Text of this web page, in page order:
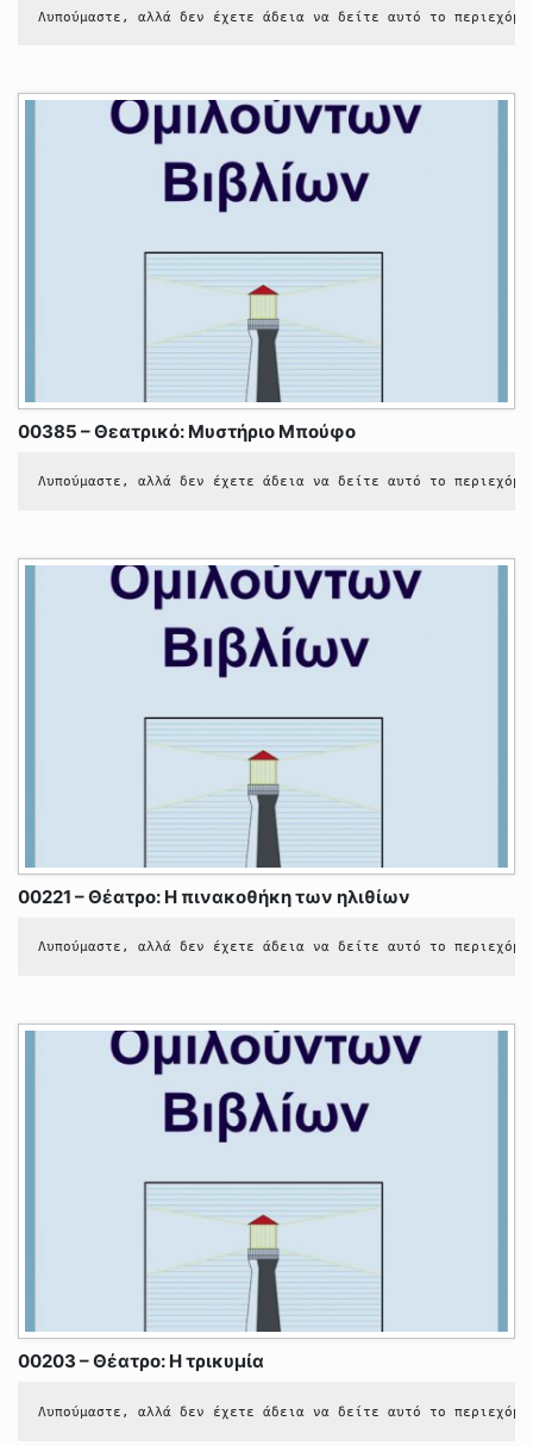
Λυπούμαστε, αλλά δεν έχετε άδεια να δείτε αυτό το
00385 – Θεατρικό: Μυστήριο Μπούφο
Λυπούμαστε, αλλά δεν έχετε άδεια να δείτε αυτό το
00221 – Θέατρο: Η πινακοθήκη των ηλιθίων
Λυπούμαστε, αλλά δεν έχετε άδεια να δείτε αυτό το
00203 – Θέατρο: Η τρικυμία
Λυπούμαστε, αλλά δεν έχετε άδεια να δείτε αυτό το